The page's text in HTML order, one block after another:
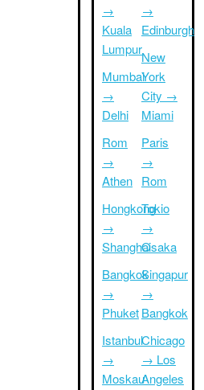
→
Kuala
Lumpur
Mumbai
→
Delhi
Rom
→
Athen
Hongkong
→
Shanghai
Bangkok
→
Phuket
Istanbul
→
Moskau
→
Edinburgh
New
York
City →
Miami
Paris
→
Rom
Tokio
→
Osaka
Singapur
→
Bangkok
Chicago
→ Los
Angeles